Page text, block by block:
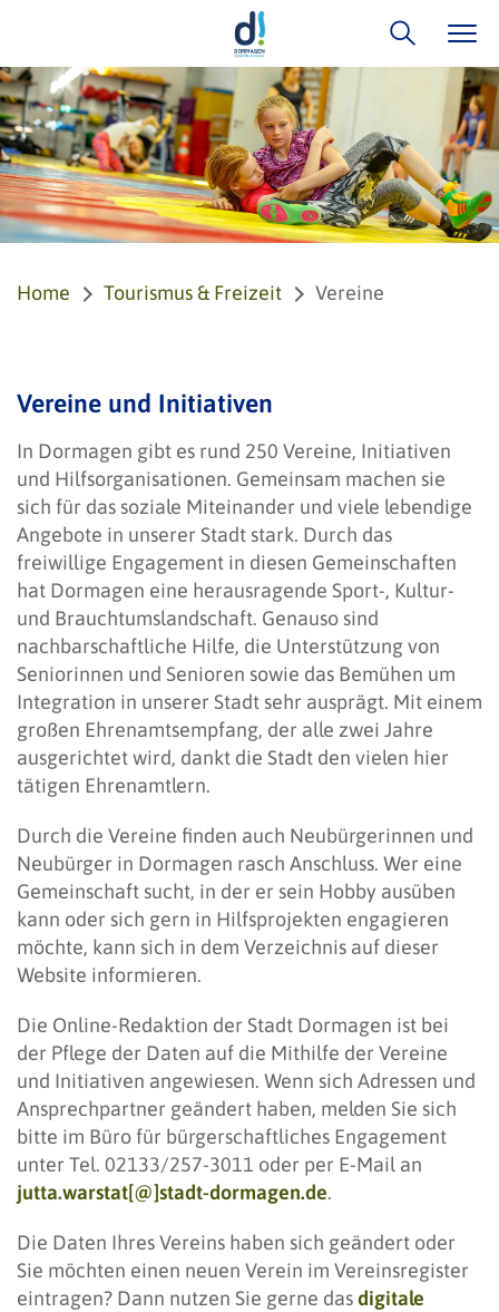
Home Tourismus & Freizeit Vereine
Vereine und Initiativen
In Dormagen gibt es rund 250 Vereine, Initiativen
und Hilfsorganisationen. Gemeinsam machen sie
sich für das soziale Miteinander und viele lebendige
Angebote in unserer Stadt stark. Durch das
freiwillige Engagement in diesen Gemeinschaften
hat Dormagen eine herausragende Sport-, Kultur-
und Brauchtumslandschaft. Genauso sind
nachbarschaftliche Hilfe, die Unterstützung von
Seniorinnen und Senioren sowie das Bemühen um
Integration in unserer Stadt sehr ausprägt. Mit einem
großen Ehrenamtsempfang, der alle zwei Jahre
ausgerichtet wird, dankt die Stadt den vielen hier
tätigen Ehrenamtlern.
Durch die Vereine finden auch Neubürgerinnen und
Neubürger in Dormagen rasch Anschluss. Wer eine
Gemeinschaft sucht, in der er sein Hobby ausüben
kann oder sich gern in Hilfsprojekten engagieren
möchte, kann sich in dem Verzeichnis auf dieser
Website informieren.
Die Online-Redaktion der Stadt Dormagen ist bei
der Pflege der Daten auf die Mithilfe der Vereine
und Initiativen angewiesen. Wenn sich Adressen und
Ansprechpartner geändert haben, melden Sie sich
bitte im Büro für bürgerschaftliches Engagement
unter Tel. 02133/257-3011 oder per E-Mail an
jutta.warstat[@]stadt-dormagen.de.
Die Daten Ihres Vereins haben sich geändert oder
Sie möchten einen neuen Verein im Vereinsregister
eintragen? Dann nutzen Sie gerne dasdigitale